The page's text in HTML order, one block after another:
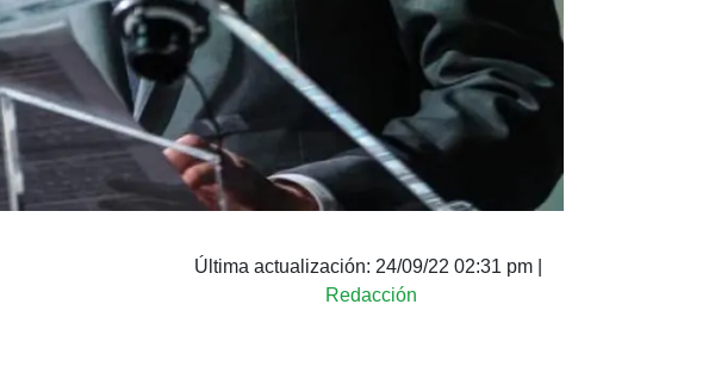
Última actualización: 24/09/22 02:31 pm
Redacción